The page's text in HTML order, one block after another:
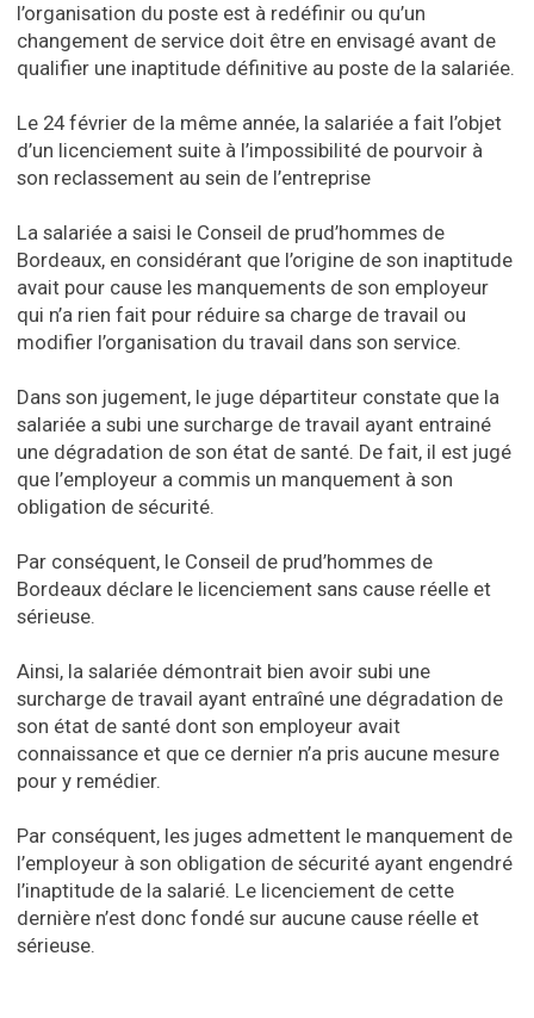
l’organisation du poste est à redéfinir ou qu’un
changement de service doit être en envisagé avant de
qualifier une inaptitude définitive au poste de la salariée.
Le 24 février de la même année, la salariée a fait l’objet
d’un licenciement suite à l’impossibilité de pourvoir à
son reclassement au sein de l’entreprise
La salariée a saisi le Conseil de prud’hommes de
Bordeaux, en considérant que l’origine de son inaptitude
avait pour cause les manquements de son employeur
qui n’a rien fait pour réduire sa charge de travail ou
modifier l’organisation du travail dans son service.
Dans son jugement, le juge départiteur constate que la
salariée a subi une surcharge de travail ayant entrainé
une dégradation de son état de santé. De fait, il est jugé
que l’employeur a commis un manquement à son
obligation de sécurité.
Par conséquent, le Conseil de prud’hommes de
Bordeaux déclare le licenciement sans cause réelle et
sérieuse.
Ainsi, la salariée démontrait bien avoir subi une
surcharge de travail ayant entraîné une dégradation de
son état de santé dont son employeur avait
connaissance et que ce dernier n’a pris aucune mesure
pour y remédier.
Par conséquent, les juges admettent le manquement de
l’employeur à son obligation de sécurité ayant engendré
l’inaptitude de la salarié. Le licenciement de cette
dernière n’est donc fondé sur aucune cause réelle et
sérieuse.